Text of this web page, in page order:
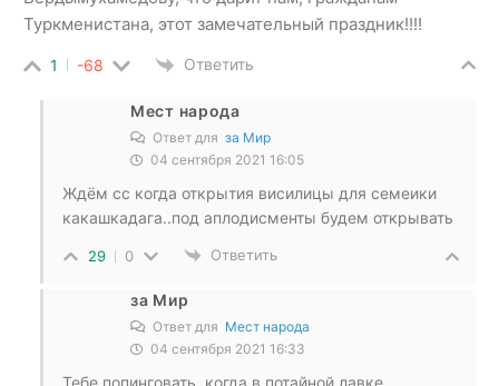
Туркменистана, этот замечательный праздник!!!!
1 -68 Ответить
Мест народа
Ответ для за Мир
04 сентября 2021 16:05
Ждём сс когда открытия висилицы для семеики
какашкадага..под аплодисменты будем открывать
29 0 Ответить
за Мир
Ответ для Мест народа
04 сентября 2021 16:33